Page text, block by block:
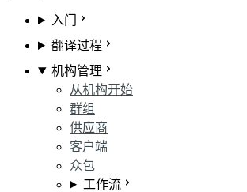
入门
翻译过程
机构管理
从机构开始
群组
供应商
客户端
众包
工作流